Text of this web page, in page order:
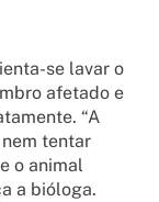
se lavar o
afetado e
“A
tentar
o animal
a bióloga.